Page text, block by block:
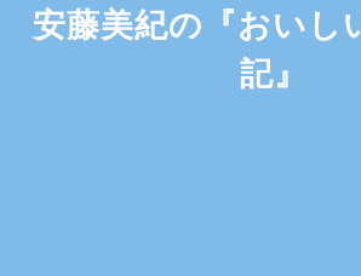
安藤美紀の『おいし
記』